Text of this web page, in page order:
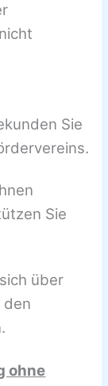
Sie
Sie
über
den
ohne